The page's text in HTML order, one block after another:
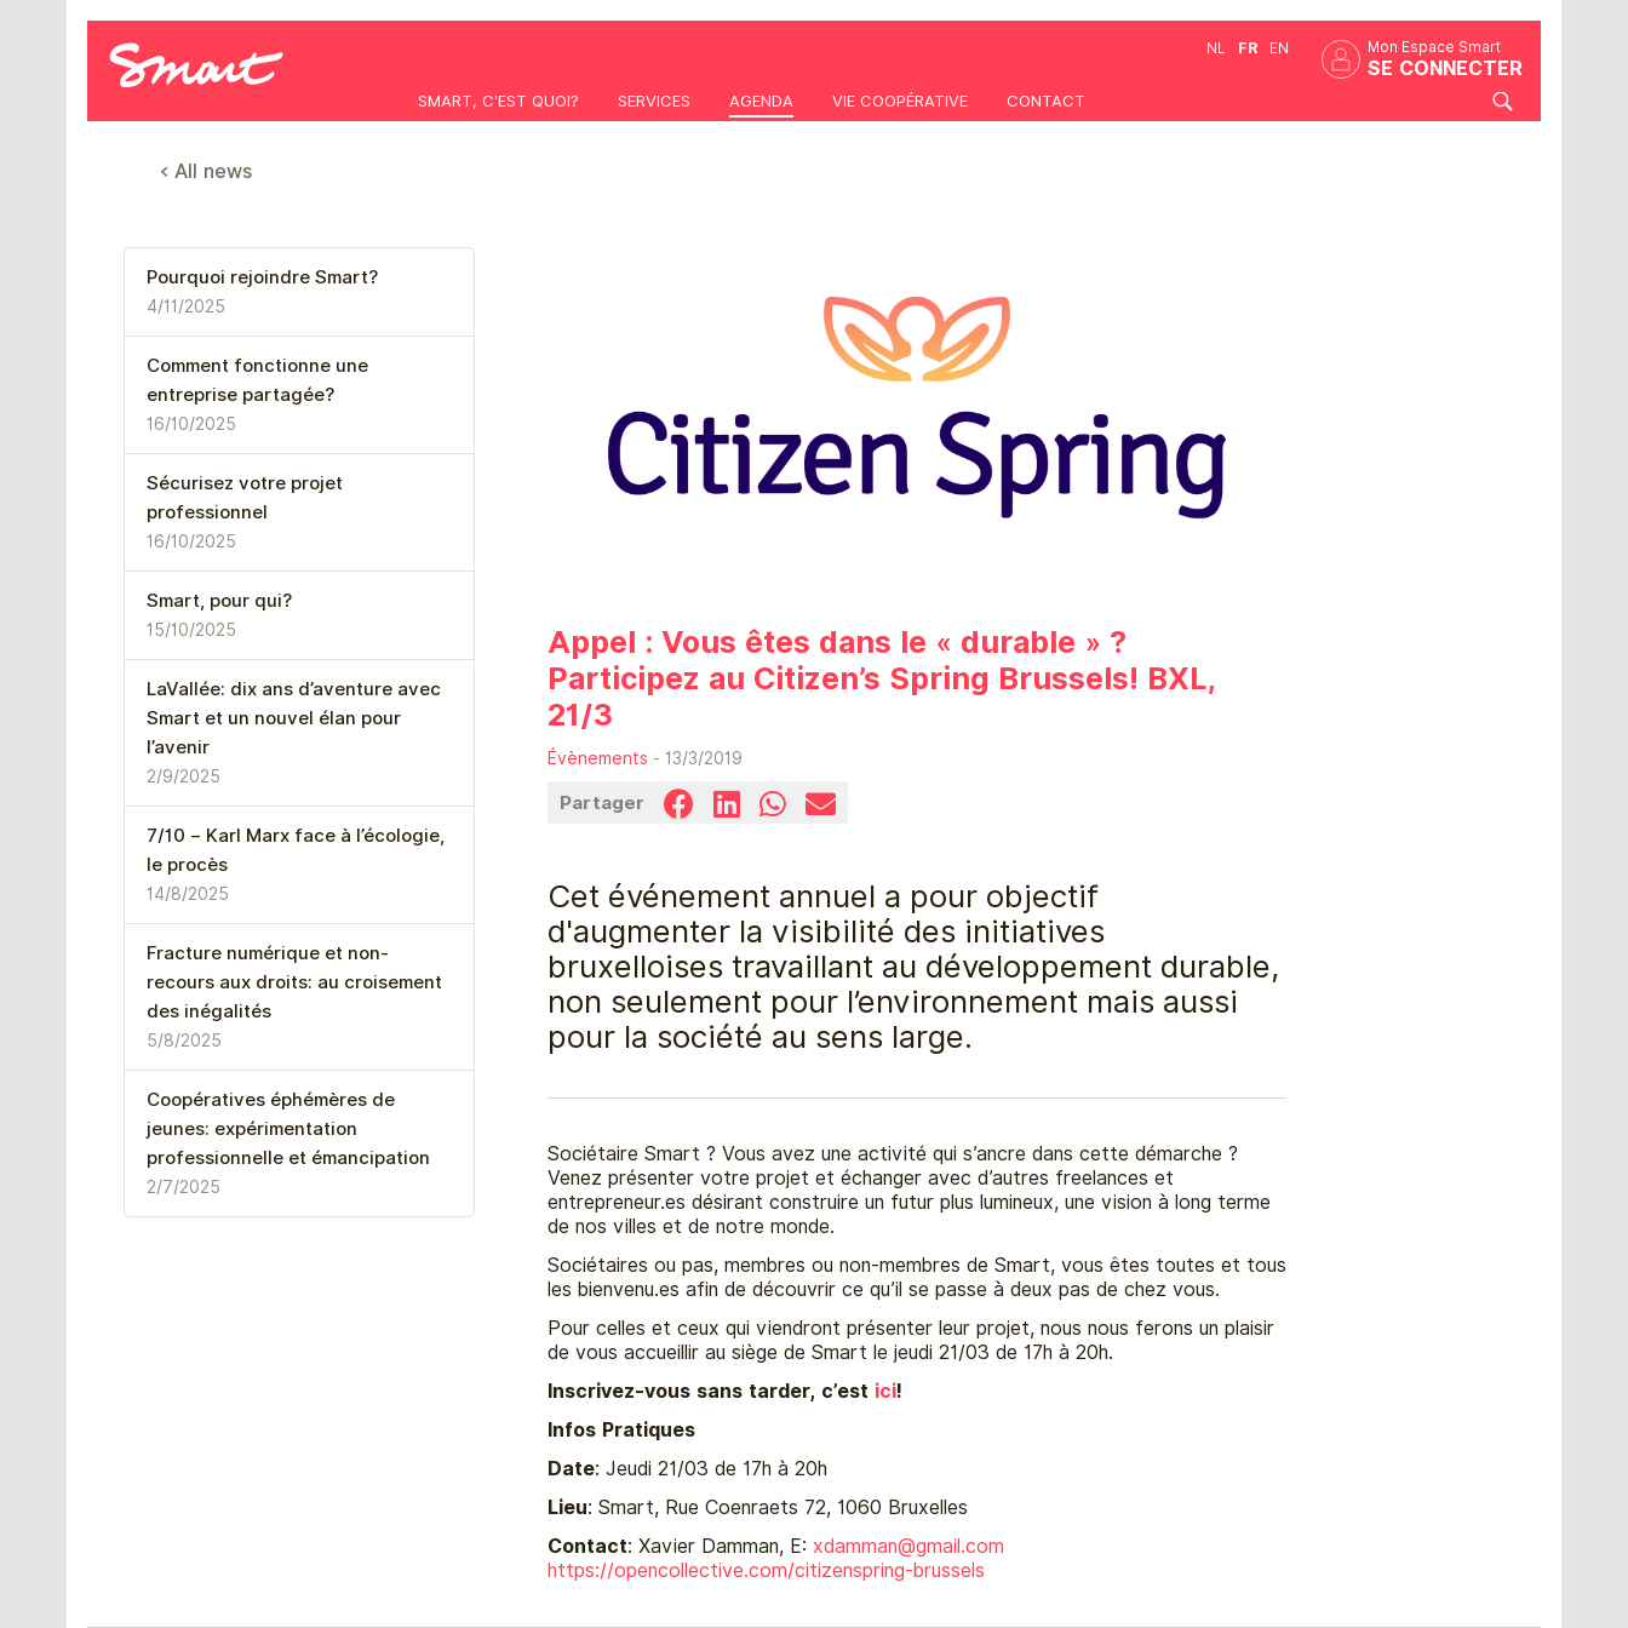
Mon Espace Smart
SE CONNECTER
NL FR EN
SMART, C'EST QUOI? SERVICES AGENDA VIE COOPÉRATIVE CONTACT
< All news
Pourquoi rejoindre Smart?
4/11/2025
Comment fonctionne une
entreprise partagée?
16/10/2025
Sécurisez votre projet
professionnel
16/10/2025
Smart, pour qui?
15/10/2025
LaVallée: dix ans d’aventure avec
Smart et un nouvel élan pour
l’avenir
2/9/2025
7/10 – Karl Marx face à l’écologie,
le procès
14/8/2025
Fracture numérique et non-
recours aux droits: au croisement
des inégalités
5/8/2025
Coopératives éphémères de
jeunes: expérimentation
professionnelle et émancipation
2/7/2025
Appel : Vous êtes dans le « durable » ?
Participez au Citizen’s Spring Brussels! BXL,
21/3
Évènements - 13/3/2019
Partager
Cet événement annuel a pour objectif
d'augmenter la visibilité des initiatives
bruxelloises travaillant au développement durable,
non seulement pour l’environnement mais aussi
pour la société au sens large.
Sociétaire Smart ? Vous avez une activité qui s’ancre dans cette démarche ?
Venez présenter votre projet et échanger avec d’autres freelances et
entrepreneur.es désirant construire un futur plus lumineux, une vision à long terme
de nos villes et de notre monde.
Sociétaires ou pas, membres ou non-membres de Smart, vous êtes toutes et tous
les bienvenu.es afin de découvrir ce qu’il se passe à deux pas de chez vous.
Pour celles et ceux qui viendront présenter leur projet, nous nous ferons un plaisir
de vous accueillir au siège de Smart le jeudi 21/03 de 17h à 20h.
Inscrivez-vous sans tarder, c’est ici!
Infos Pratiques
Date: Jeudi 21/03 de 17h à 20h
Lieu: Smart, Rue Coenraets 72, 1060 Bruxelles
Contact: Xavier Damman, E: xdamman@gmail.com
https://opencollective.com/citizenspring-brussels